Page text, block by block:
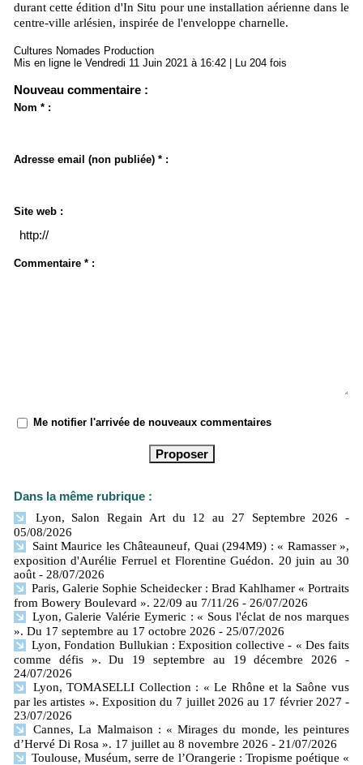
durant cette édition d'In Situ pour une installation aérienne dans le
centre-ville arlésien, inspirée de l'enveloppe charnelle.
Cultures Nomades Production
Mis en ligne le Vendredi 11 Juin 2021 à 16:42 | Lu 204 fois
Nouveau commentaire :
Nom * :
Adresse email (non publiée) * :
Site web :
Commentaire * :
Me notifier l'arrivée de nouveaux commentaires
Dans la même rubrique :
Lyon, Salon Regain Art du 12 au 27 Septembre 2026
-
05/08/2026
Saint Maurice les Châteauneuf, Quai (294M9) : « Ramasser »,
exposition d'Aurélie Ferruel et Florentine Guédon. 20 juin au 30
août - 28/07/2026
Paris, Galerie Sophie Scheidecker : Brad Kahlhamer « Portraits
from Bowery Boulevard ». 22/09 au 7/11/26 - 26/07/2026
Lyon, Galerie Valérie Eymeric : « Sous l'éclat de nos marques
». Du 17 septembre au 17 octobre 2026 - 25/07/2026
Lyon, Fondation Bullukian : Exposition collective - « Des faits
comme défis ». Du 19 septembre au 19 décembre 2026
-
24/07/2026
Lyon, TOMASELLI Collection : « Le Rhône et la Saône vus
par les artistes ». Exposition du 7 juillet 2026 au 17 février 2027 -
23/07/2026
Cannes, La Malmaison : « Mirages du monde, les peintures
d’Hervé Di Rosa ». 17 juillet au 8 novembre 2026 - 21/07/2026
Toulouse, Muséum, serre de l’Orangerie : Tropisme poétique «